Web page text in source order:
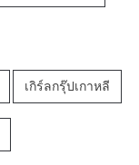
เกิร์ลกรุ๊ปเกาหลี